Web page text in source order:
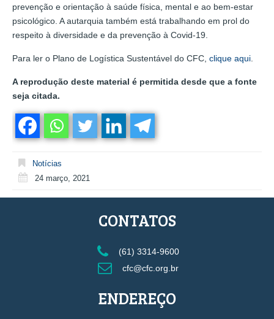
prevenção e orientação à saúde física, mental e ao bem-estar
psicológico. A autarquia também está trabalhando em prol do
respeito à diversidade e da prevenção à Covid-19.
Para ler o Plano de Logística Sustentável do CFC, clique aqui
A reprodução deste material é permitida desde que a fonte
seja citada.
Notícias
24 março, 2021
CONTATOS
(61) 3314-9600
cfc@cfc.org.br
ENDEREÇO